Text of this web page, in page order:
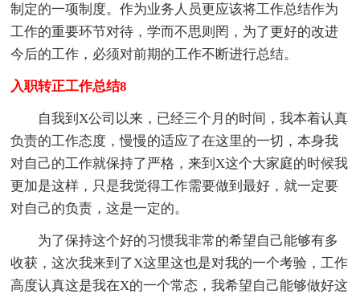
制定的一项制度。作为业务人员更应该将工作总结作为
工作的重要环节对待，学而不思则罔，为了更好的改进
今后的工作，必须对前期的工作不断进行总结。
入职转正工作总结8
自我到X公司以来，已经三个月的时间，我本着认真
负责的工作态度，慢慢的适应了在这里的一切，本身我
对自己的工作就保持了严格，来到X这个大家庭的时候我
更加是这样，只是我觉得工作需要做到最好，就一定要
对自己的负责，这是一定的。
为了保持这个好的习惯我非常的希望自己能够有多
收获，这次我来到了X这里这也是对我的一个考验，工作
高度认真这是我在X的一个常态，我希望自己能够做好这